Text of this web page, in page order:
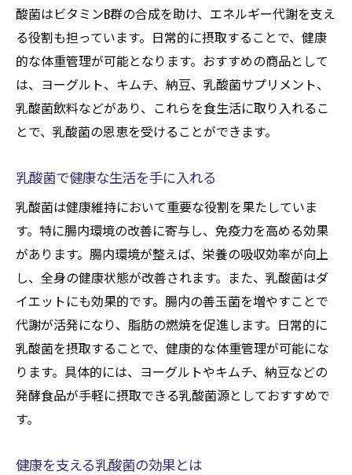
おすすめの乳酸菌種類と健康効果
健康維持に最適な乳酸菌の種類
乳酸菌種類で健康をサポートする
毎日取り入れたい乳酸菌の特徴
乳酸菌種類の選び方と健康効果
乳酸菌の健康効果を最大限に引き出す
乳酸菌効果を最大化する方法
健康効果を引き出す乳酸菌摂取法
乳酸菌の効果を高める摂取タイミング
効果を引き出す乳酸菌の取り方
健康効果を最大化する乳酸菌利用法
乳酸菌で健康効果を高める工夫
忙しい生活にぴったりの乳酸菌摂取法
忙しくてもできる乳酸菌摂取法
日常に取り入れやすい乳酸菌の摂取
忙しい日々でも乳酸菌を摂る方法
酸菌はビタミンB群の合成を助け、エネルギー代謝を支え
る役割も担っています。日常的に摂取することで、健康
的な体重管理が可能となります。おすすめの商品として
は、ヨーグルト、キムチ、納豆、乳酸菌サプリメント、
乳酸菌飲料などがあり、これらを食生活に取り入れるこ
とで、乳酸菌の恩恵を受けることができます。
乳酸菌で健康な生活を手に入れる
乳酸菌は健康維持において重要な役割を果たしていま
す。特に腸内環境の改善に寄与し、免疫力を高める効果
があります。腸内環境が整えば、栄養の吸収効率が向上
し、全身の健康状態が改善されます。また、乳酸菌はダ
イエットにも効果的です。腸内の善玉菌を増やすことで
代謝が活発になり、脂肪の燃焼を促進します。日常的に
乳酸菌を摂取することで、健康的な体重管理が可能にな
ります。具体的には、ヨーグルトやキムチ、納豆などの
発酵食品が手軽に摂取できる乳酸菌源としておすすめで
す。
健康を支える乳酸菌の効果とは